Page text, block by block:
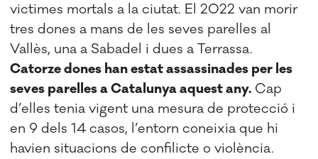
victimes mortals a la ciutat. El 2022 van morir
tres dones a mans de les seves parelles al
Vallès, una a Sabadel i dues a Terrassa.
Catorze dones han estat assassinades per les
seves parelles a Catalunya aquest any. Cap
d’elles tenia vigent una mesura de protecció i
en 9 dels 14 casos, l’entorn coneixia que hi
havien situacions de confilicte o violència.